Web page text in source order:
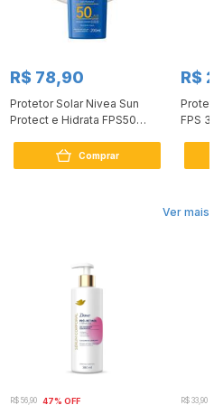
R$ 78,90
Protetor Solar Nivea Sun
Protect e Hidrata FPS50
Comprar
R$
FPS 30
Ver mais
R$ 56,90 47% OFF R$ 33,90